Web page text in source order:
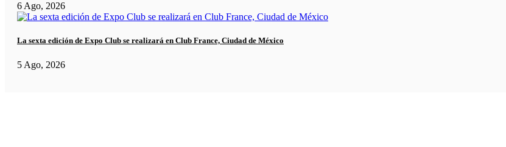
6 Ago, 2026
La sexta edición de Expo Club se realizará en Club France, Ciudad de México
5 Ago, 2026